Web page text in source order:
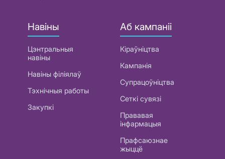
Навіны
Цэнтральныя
навіны
Навіны філіялаў
Тэхнічныя работы
Закупкі
Аб кампаніі
Кіраўніцтва
Кампанія
Супрацоўніцтва
Сеткі сувязі
Прававая
інфармацыя
Прафсаюзнае
жыццё